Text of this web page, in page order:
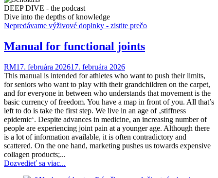
DEEP DIVE - the podcast
Dive into the depths of knowledge
Nepredávame výživové doplnky - zistite prečo
Manual for functional joints
RM17. februára 202617. februára 2026
This manual is intended for athletes who want to push their limits,
for seniors who want to play with their grandchildren on the carpet,
and for everyone in between who understands that movement is the
basic currency of freedom. You have a map in front of you. All that’s
left to do is take the first step. We live in an age of ‚stiffness
epidemic‘. Despite advances in medicine, an increasing number of
people are experiencing joint pain at a younger age. Although there
is a lot of information available, it is often contradictory and
scattered. On the one hand, marketing pushes us towards expensive
collagen products;...
Dozvedieť sa viac...